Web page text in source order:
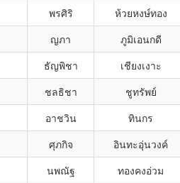
พรศิริ ห้วยหงษ์ทอง
ญภา ภูมิเอนกดี
ธัญพิชา เชียงเงาะ
ชลธิชา ชูทรัพย์
อาชวิน ทินกร
ศุภกิจ อินทะอุ่นวงค์
นพณัฐ ทองคงอ่วม